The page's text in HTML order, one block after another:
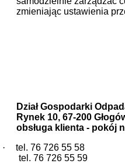
zmieniając ustawienia
Dział Gospodarki
Rynek 10, 67-200
obsługa klienta - pokój
·
tel. 76 726 55 58
tel. 76 726 55 59